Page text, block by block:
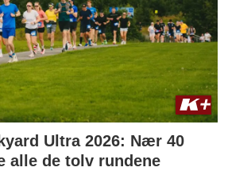
Ultra 2026: Nær 40
alle de tolv rundene